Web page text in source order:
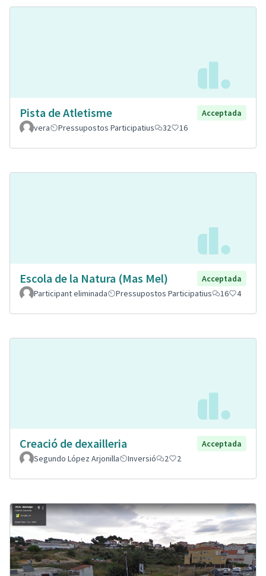
Pista de Atletisme
Acceptada
vera
Pressupostos Participatius 32 16
Escola de la Natura (Mas Mel)
Acceptada
Participant eliminada
Pressupostos Participatius 16 4
Creació de dexailleria
Acceptada
Segundo López Arjonilla
Inversió 2 2